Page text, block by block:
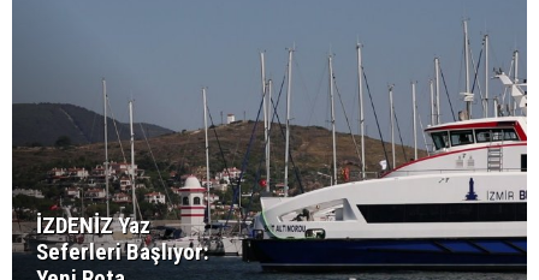
İZDENİZ Yaz
Seferleri Başlıyor: